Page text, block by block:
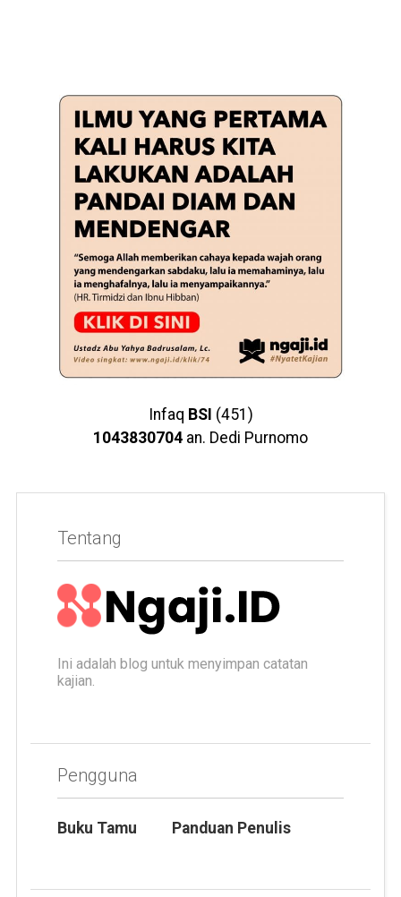
Infaq BSI (451)
1043830704 an. Dedi Purnomo
Tentang
Ini adalah blog untuk menyimpan catatan
kajian.
Pengguna
Buku Tamu Panduan Penulis